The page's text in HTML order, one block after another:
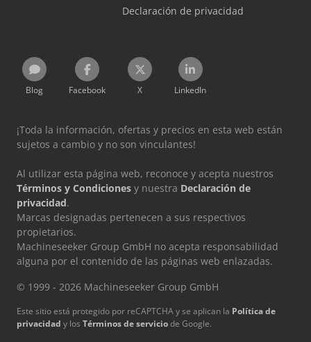
Declaración de privacidad
Blog Facebook X LinkedIn
¡Toda la información, ofertas y precios en esta web están
sujetos a cambio y no son vinculantes!
Al utilizar esta página web, reconoce y acepta nuestros
Términos y Condiciones y nuestra Declaración de
privacidad.
Marcas designadas pertenecen a sus respectivos
propietarios.
Machineseeker Group GmbH no acepta responsabilidad
alguna por el contenido de las páginas web enlazadas.
© 1999 - 2026 Machineseeker Group GmbH
Este sitio está protegido por reCAPTCHA y se aplican la Política de
privacidad y los Términos de serviciode Google.